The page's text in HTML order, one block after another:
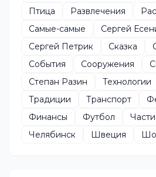
Птица
Развлечения
Самые-самые
Сергей
Сергей Петрик
Сказка
События
Сооружения
Степан Разин
Технологии
Традиции
Транспорт
Финансы
Футбол
Челябинск
Швеция